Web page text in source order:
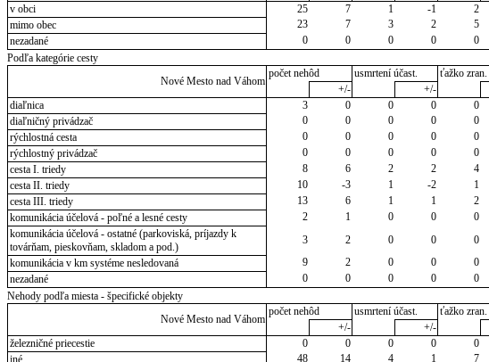
v obci
25 7 1 -1 2
mimo obec
23 7 3 2 5
nezadané
0 0 0 0 0
Podľa kategórie cesty
Nové Mesto nad Váhom
počet nehôd usmrtení účast. ťažko zran.
+/-
+/-
diaľnica
3 0 0 0 0
diaľničný privádzač
0 0 0 0 0
rýchlostná cesta
0 0 0 0 0
rýchlostný privádzač
0 0 0 0 0
cesta I. triedy
8 6 2 2 4
cesta II. triedy
10 -3 1 -2 1
cesta III. triedy
13 6 1 1 2
komunikácia účelová - poľné a lesné cesty
2 1 0 0 0
komunikácia účelová - ostatné (parkoviská, príjazdy k
továrňam, pieskovňam, skladom a pod.)
3 2 0 0 0
komunikácia v km systéme nesledovaná
9 2 0 0 0
nezadané
0 0 0 0 0
Nehody podľa miesta - špecifické objekty
Nové Mesto nad Váhom
počet nehôd usmrtení účast. ťažko zran.
+/-
+/-
železničné priecestie
0 0 0 0 0
iné
48 14 4 1 7